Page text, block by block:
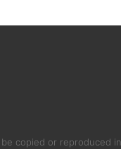
copied or reproduced